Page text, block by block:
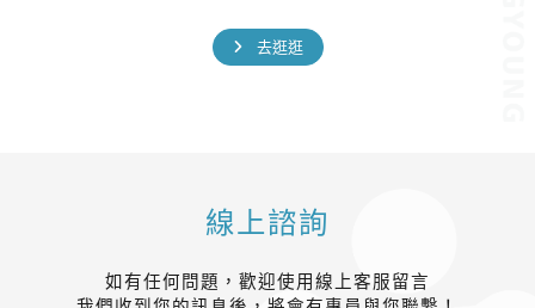
去逛逛
線上諮詢
如有任何問題，歡迎使用線上客服留言